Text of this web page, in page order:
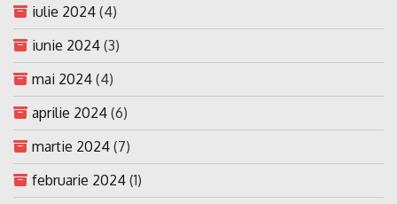
iulie 2024 (4)
iunie 2024 (3)
mai 2024 (4)
aprilie 2024 (6)
martie 2024 (7)
februarie 2024 (1)